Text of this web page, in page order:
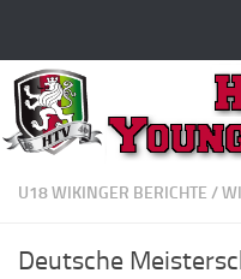
U18 WIKINGER BERICHTE /
Deutsche